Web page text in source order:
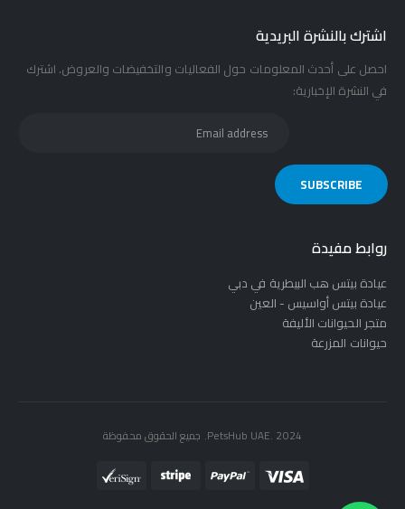
اشترك بالنشرة البريدية
احصل على أحدث المعلومات حول الفعاليات والتخفيضات والعروض. اشترك
في النشرة الإخبارية:
روابط مفيدة
عيادة بيتس هب البيطرية في دبي
عيادة بيتس أواسيس - العين
متجر الحيوانات الأليفة
حيوانات المزرعة
PetsHub UAE. 2024. جميع الحقوق محفوظة